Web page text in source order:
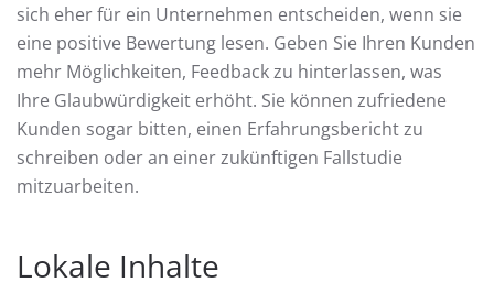
sich eher für ein Unternehmen entscheiden, wenn sie
eine positive Bewertung lesen. Geben Sie Ihren Kunden
mehr Möglichkeiten, Feedback zu hinterlassen, was
Ihre Glaubwürdigkeit erhöht. Sie können zufriedene
Kunden sogar bitten, einen Erfahrungsbericht zu
schreiben oder an einer zukünftigen Fallstudie
mitzuarbeiten.
Lokale Inhalte